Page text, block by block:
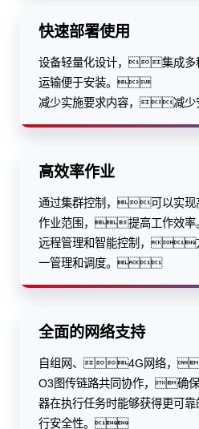
快速部署使用
设备轻量化设计，集成
运输便于安装。
减少实施要求内容，减
高效率作业
通过集群控制，可以实
作业范围，提高工作效
远程管理和智能控制，
一管理和调度。
全面的网络支持
自组网、4G网络，
O3图传链路共同协作，确
器在执行任务时能够获得更可
行安全性。